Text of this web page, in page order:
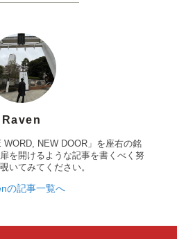
Raven
NEW DOOR」を座右の銘
を開けるような記事を書くべく努
いてみてください。
の記事一覧へ